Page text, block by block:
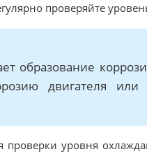
проверяйте
образование
двигателя
проверки уровня